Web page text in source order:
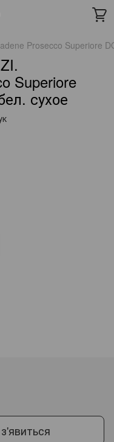
Prosecco Superiore
Superiore
сухое